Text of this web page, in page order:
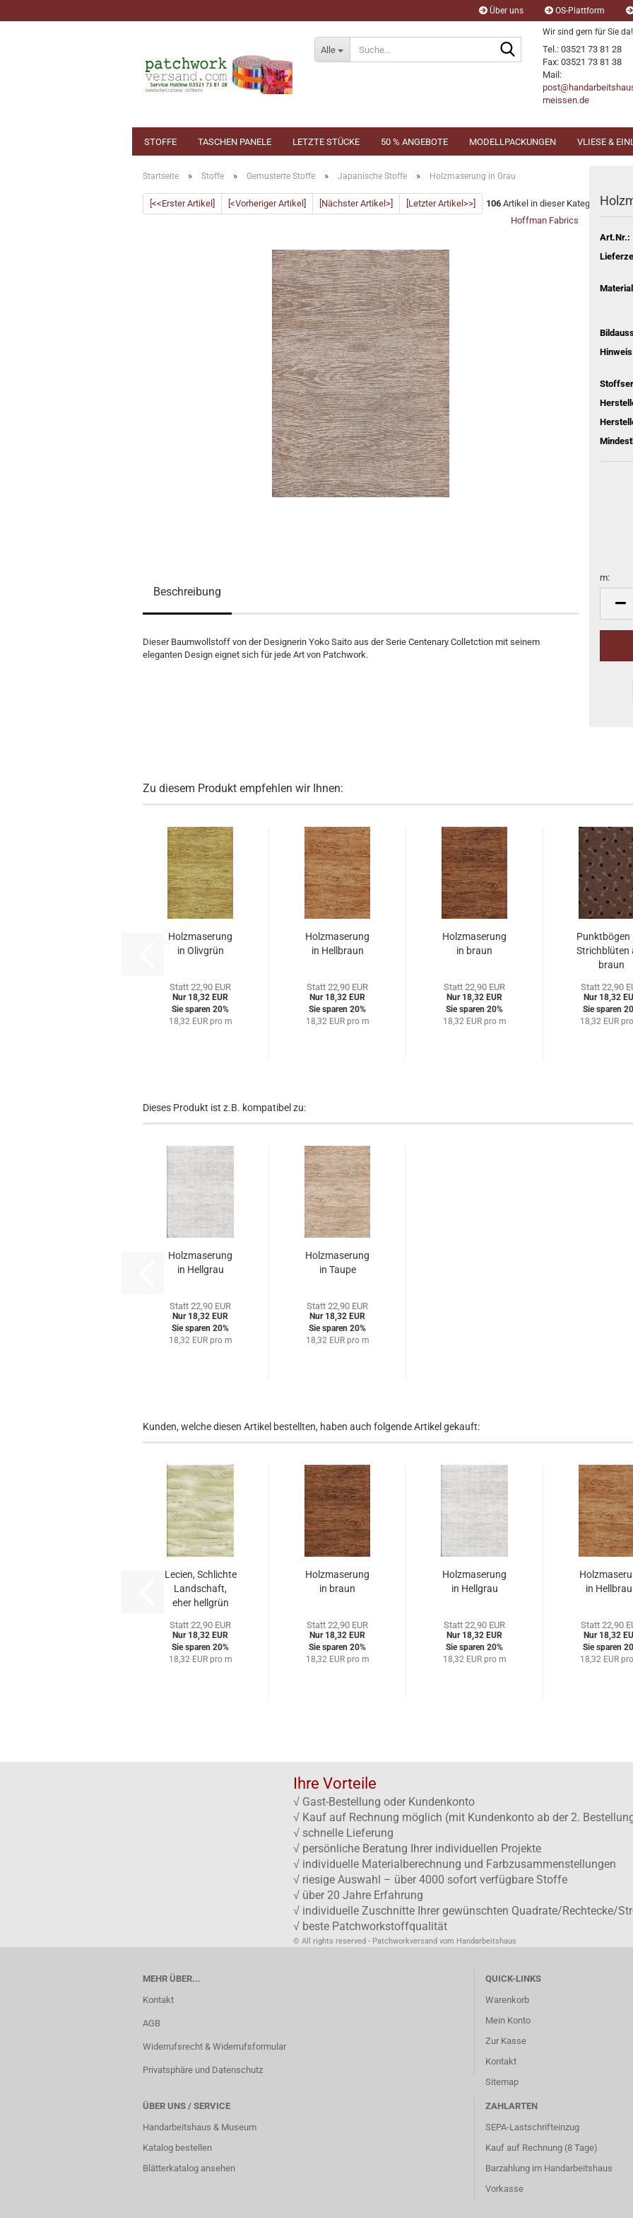
Über uns OS-Plattform
Alle
Wir sind gern für Sie da!
Tel.: 03521 73 81 28
Fax: 03521 73 81 38
Mail:
meissen.de
STOFFE TASCHEN PANELE LETZTE STÜCKE 50 % ANGEBOTE MODELLPACKUNGEN VLIESE &
Startseite » Stoffe » Gemusterte Stoffe » Japanische Stoffe » Holzmaserung in Grau
[<<Erster Artikel] [<Vorheriger Artikel] [Nächster Artikel>] [Letzter Artikel>>] 106 Artikel in dieser Kategorie
Hoffman Fabrics
Art.Nr.:
m:
Beschreibung
Dieser Baumwollstoff von der Designerin Yoko Saito aus der Serie Centenary Colletction mit seinem
eleganten Design eignet sich für jede Art von Patchwork.
Zu diesem Produkt empfehlen wir Ihnen:
Holzmaserung
in Olivgrün
Statt 22,90 EUR
Nur 18,32 EUR
Sie sparen 20%
18,32 EUR pro m
Holzmaserung
in Hellbraun
Statt 22,90 EUR
Nur 18,32 EUR
Sie sparen 20%
18,32 EUR pro m
Holzmaserung
in braun
Statt 22,90 EUR
Nur 18,32 EUR
Sie sparen 20%
18,32 EUR pro m
Punktbögen
Strichblüten
braun
Statt 22,90
Nur 18,32
Sie sparen
18,32 EUR
Dieses Produkt ist z.B. kompatibel zu:
Holzmaserung
in Hellgrau
Statt 22,90 EUR
Nur 18,32 EUR
Sie sparen 20%
18,32 EUR pro m
Holzmaserung
in Taupe
Statt 22,90 EUR
Nur 18,32 EUR
Sie sparen 20%
18,32 EUR pro m
Kunden, welche diesen Artikel bestellten, haben auch folgende Artikel gekauft:
Lecien, Schlichte
Landschaft,
eher hellgrün
Statt 22,90 EUR
Nur 18,32 EUR
Sie sparen 20%
18,32 EUR pro m
Holzmaserung
in braun
Statt 22,90 EUR
Nur 18,32 EUR
Sie sparen 20%
18,32 EUR pro m
Holzmaserung
in Hellgrau
Statt 22,90 EUR
Nur 18,32 EUR
Sie sparen 20%
18,32 EUR pro m
in
Statt 22,90
Nur 18,32
Sie sparen
18,32 EUR
Ihre Vorteile
√ Gast-Bestellung oder Kundenkonto
√ Kauf auf Rechnung möglich (mit Kundenkonto ab der 2.
√ schnelle Lieferung
√ persönliche Beratung Ihrer individuellen Projekte
√ individuelle Materialberechnung und Farbzusammenstellungen
√ riesige Auswahl – über 4000 sofort verfügbare Stoffe
√ über 20 Jahre Erfahrung
√ individuelle Zuschnitte Ihrer gewünschten Quadrate/Rechtecke/
√ beste Patchworkstoffqualität
© All rights reserved - Patchworkversand vom Handarbeitshaus
MEHR ÜBER...
Kontakt
AGB
Widerrufsrecht & Widerrufsformular
Privatsphäre und Datenschutz
QUICK-LINKS
Warenkorb
Mein Konto
Zur Kasse
Kontakt
Sitemap
ÜBER UNS / SERVICE
Handarbeitshaus & Museum
Katalog bestellen
Blätterkatalog ansehen
ZAHLARTEN
SEPA-Lastschrifteinzug
Kauf auf Rechnung (8 Tage)
Barzahlung im Handarbeitshaus
Vorkasse